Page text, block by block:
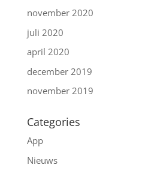
november 2020
juli 2020
april 2020
december 2019
november 2019
Categories
App
Nieuws